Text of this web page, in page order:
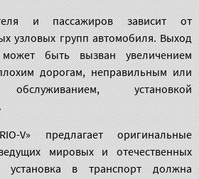
и пассажиров зависит от
узловых групп автомобиля. Выход
быть вызван увеличением
дорогам, неправильным или
обслуживанием, установкой
V» предлагает оригинальные
мировых и отечественных
установка в транспорт должна